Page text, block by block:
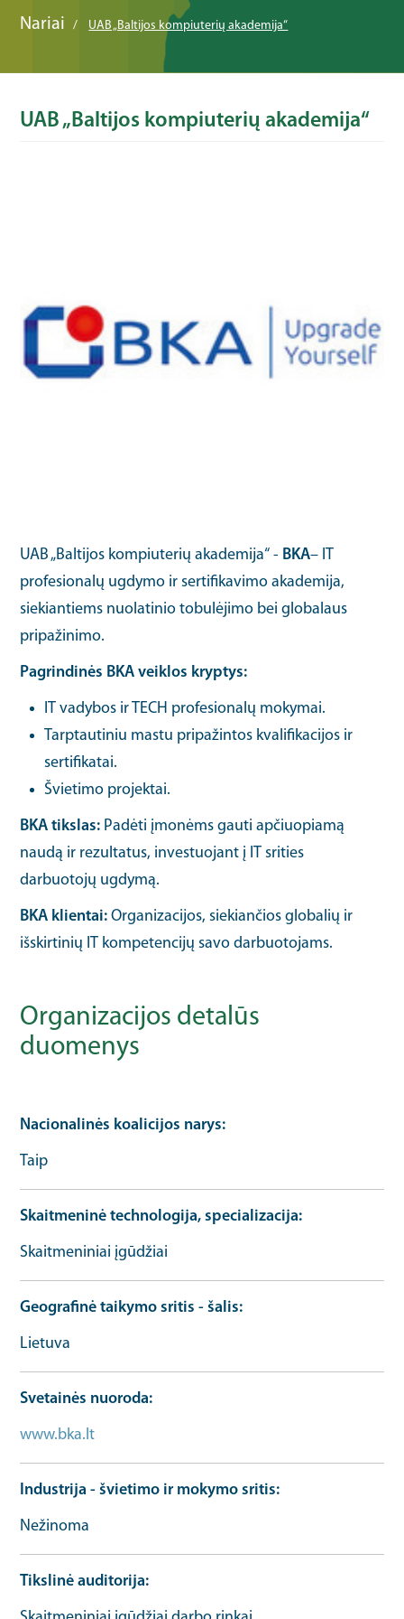
Nariai UAB „Baltijos kompiuterių akademija“
UAB „Baltijos kompiuterių akademija“
UAB „Baltijos kompiuterių akademija“ - BKA– IT
profesionalų ugdymo ir sertifikavimo akademija,
siekiantiems nuolatinio tobulėjimo bei globalaus
pripažinimo.
Pagrindinės BKA veiklos kryptys:
IT vadybos ir TECH profesionalų mokymai.
Tarptautiniu mastu pripažintos kvalifikacijos ir
sertifikatai.
Švietimo projektai.
BKA tikslas: Padėti įmonėms gauti apčiuopiamą
naudą ir rezultatus, investuojant į IT srities
darbuotojų ugdymą.
BKA klientai:Organizacijos, siekiančios globalių ir
išskirtinių IT kompetencijų savo darbuotojams.
Organizacijos detalūs
duomenys
Nacionalinės koalicijos narys
Taip
Skaitmeninė technologija, specializacija
Skaitmeniniai įgūdžiai
Geografinė taikymo sritis - šalis
Lietuva
Svetainės nuoroda
www.bka.lt
Industrija - švietimo ir mokymo sritis
Nežinoma
Tikslinė auditorija